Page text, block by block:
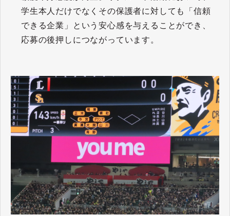
学生本人だけでなくその保護者に対しても「信頼
できる企業」という安心感を与えることができ、
応募の後押しにつながっています。